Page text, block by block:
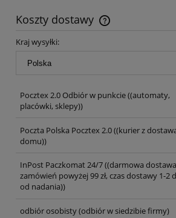
Koszty dostawy
Kraj wysyłki:
Pocztex 2.0 Odbiór w punkcie((automaty,
placówki, sklepy))
Poczta Polska Pocztex 2.0((kurier z
domu))
InPost Paczkomat 24/7((darmowa
zamówień powyżej 99 zł, czas dostawy 1-2
od nadania))
odbiór osobisty(odbiór w siedzibie firmy)